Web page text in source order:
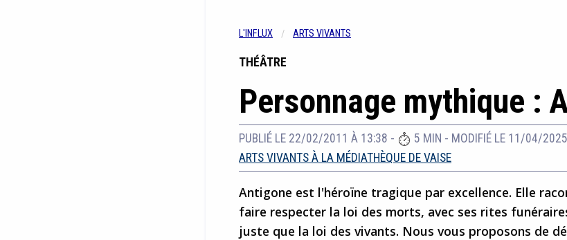
L'INFLUX ARTS VIVANTS
THÉÂTRE
Personnage mythique :
PUBLIÉ LE 22/02/2011 À 13:38 - 5 MIN - MODIFIÉ LE 11/04/2025
ARTS VIVANTS À LA MÉDIATHÈQUE DE VAISE
Antigone est l'héroïne tragique par excellence. Elle
faire respecter la loi des morts, avec ses rites
juste que la loi des vivants. Nous vous proposons de